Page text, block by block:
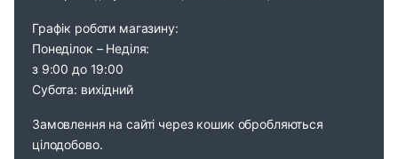
Графік роботи магазину:
Понеділок – Неділя:
з 9:00 до 19:00
Субота: вихідний
Замовлення на сайті через кошик обробляються
цілодобово.